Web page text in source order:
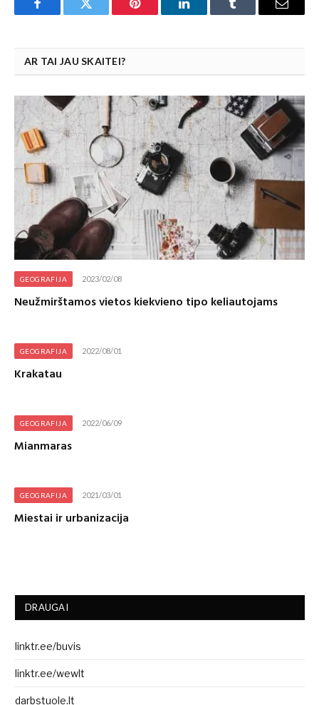
FacebookTwitter Pinterest LinkedInTumblr Email
AR TAI JAU SKAITEI?
GEOGRAFIJA 2023/02/08
Neužmirštamos vietos kiekvieno tipo keliautojams
GEOGRAFIJA 2022/08/01
Krakatau
GEOGRAFIJA 2022/06/09
Mianmaras
GEOGRAFIJA 2021/03/01
Miestai ir urbanizacija
DRAUGAI
linktr.ee/buvis
linktr.ee/wewlt
darbstuole.lt